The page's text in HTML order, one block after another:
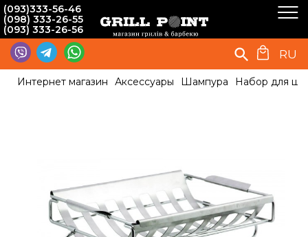
(093)333-56-46
(098) 333-26-55
(093) 333-26-56
RU
Интернет магазин Аксессуары Шампура Набор для